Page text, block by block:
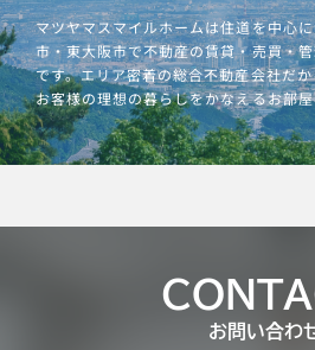
マツヤマスマイルホームは住道を中心
市・東大阪市で不動産の賃貸・売買・
です。エリア密着の総合不動産会社だ
お客様の理想の暮らしをかなえるお部
お問い合わ